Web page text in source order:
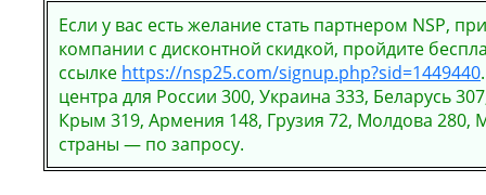
Если у вас есть желание стать партнером NSP,
компании с дисконтной скидкой, пройдите
ссылке https://nsp25.com/signup.php?sid=1449440
центра для России 300, Украина 333, Беларусь
Крым 319, Армения 148, Грузия 72, Молдова 280,
страны — по запросу.